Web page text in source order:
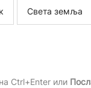
Света земља
Ctrl+Enter или